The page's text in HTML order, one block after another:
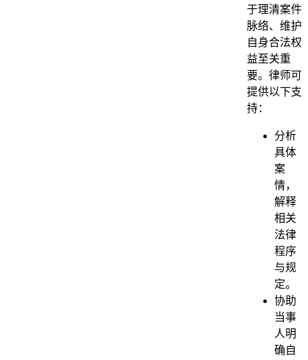
于理清案件
脉络、维护
自身合法权
益至关重
要。律师可
提供以下支
持：
分析
具体
案
情，
解释
相关
法律
程序
与规
定。
协助
当事
人明
确自